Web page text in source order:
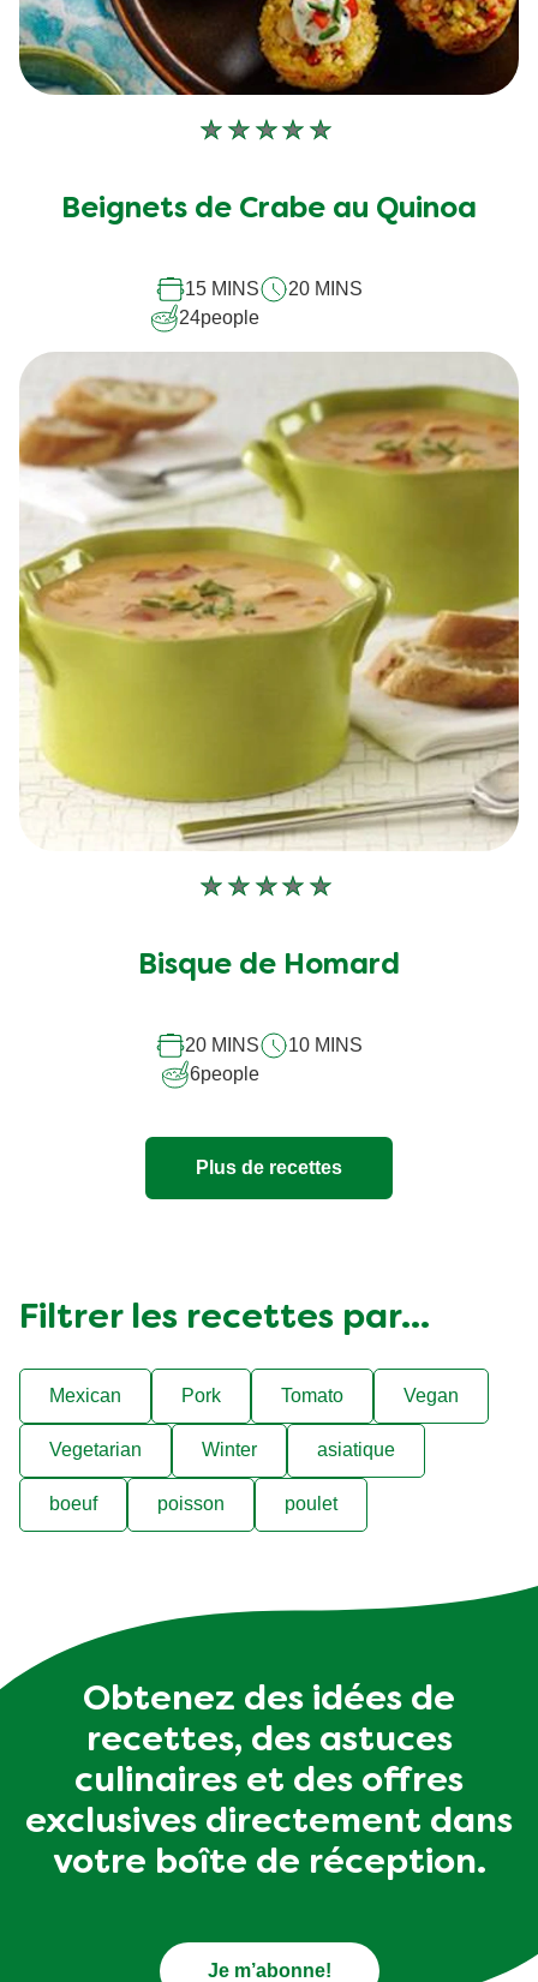
Aucune
soumise
recipe
Beignets de Crabe au Quinoa
15 MINS
20 MINS
24people
Aucune
soumise
recipe
Bisque de Homard
20 MINS
10 MINS
6people
Plus de recettes
Filtrer les recettes par...
Mexican Pork Tomato Vegan
Vegetarian Winter asiatique
boeuf poisson poulet
Obtenez des idées de
recettes, des astuces
culinaires et des offres
exclusives directement dans
votre boîte de réception.
Je m’abonne!